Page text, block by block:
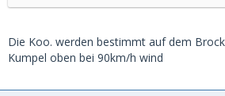
Die Koo. werden bestimmt auf dem
Kumpel oben bei 90km/h wind